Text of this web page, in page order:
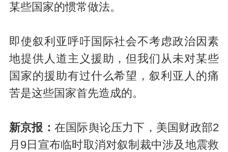
某些国家的惯常做法。
即使叙利亚呼吁国际社会不考虑政治因素
地提供人道主义援助，但我们从未对某些
国家的援助有过什么希望，叙利亚人的痛
苦是这些国家首先造成的。
新京报： 在国际舆论压力下，美国财政部2
月9日宣布临时取消对叙制裁中涉及地震救